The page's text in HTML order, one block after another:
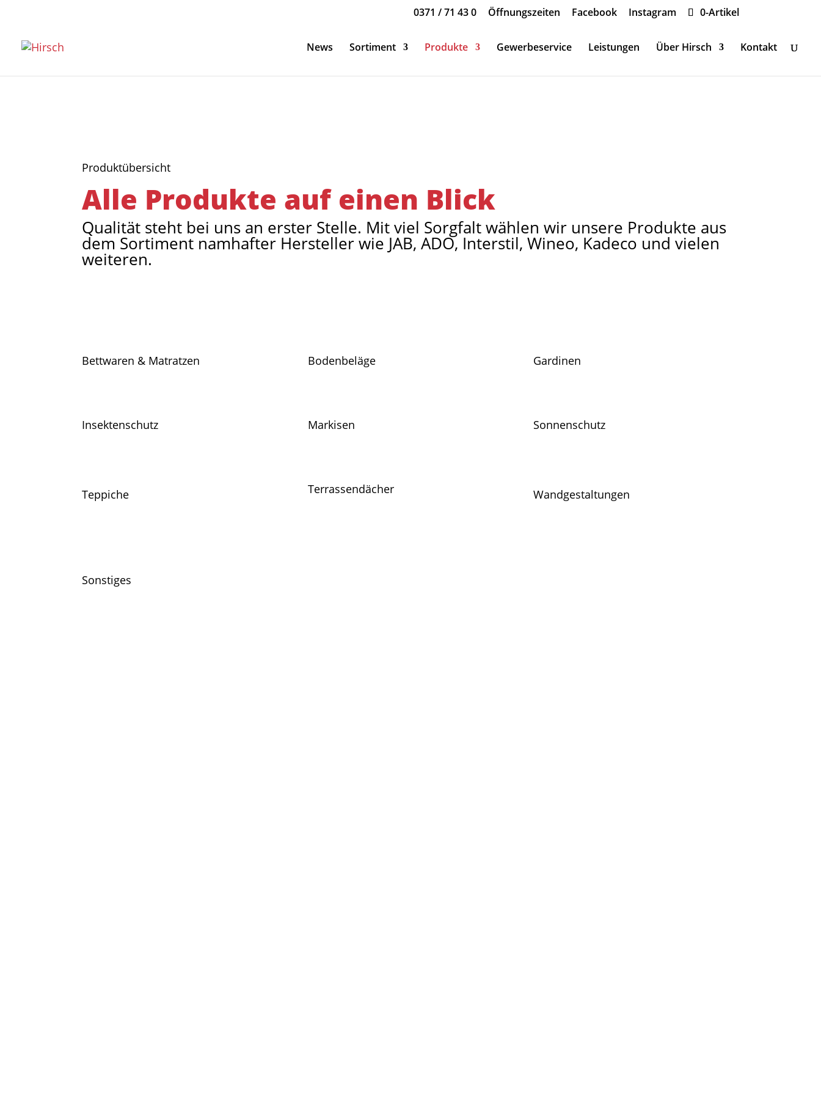
0371 / 71 43 0 Öffnungszeiten Facebook Instagram 0-Artikel
News Sortiment Produkte Gewerbeservice Leistungen Über Hirsch Kontakt
Produktübersicht
Alle Produkte auf einen Blick
Qualität steht bei uns an erster Stelle. Mit viel Sorgfalt wählen wir unsere Produkte aus
dem Sortiment namhafter Hersteller wie JAB, ADO, Interstil, Wineo, Kadeco und vielen
weiteren.
Bettwaren & Matratzen Bodenbeläge Gardinen
Insektenschutz Markisen Sonnenschutz
Teppiche Terrassendächer Wandgestaltungen
Sonstiges